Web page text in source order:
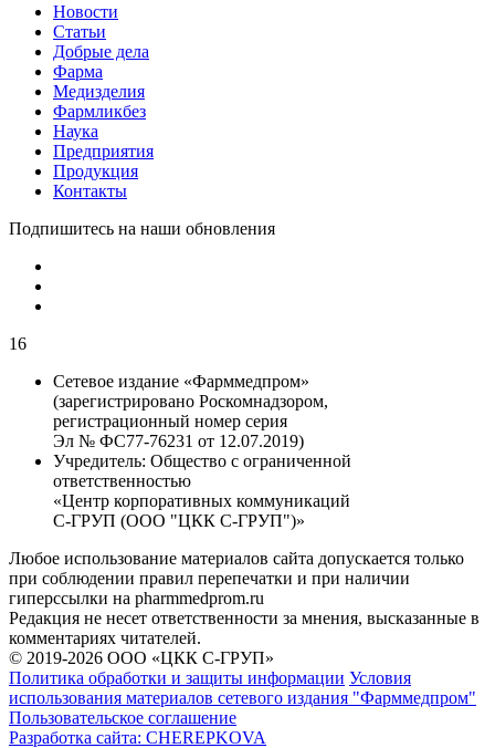
Новости
Статьи
Добрые дела
Фарма
Медизделия
Фармликбез
Наука
Предприятия
Продукция
Контакты
Подпишитесь на наши обновления
16
Сетевое издание «Фарммедпром»
(зарегистрировано Роскомнадзором,
регистрационный номер серия
Эл № ФС77-76231 от 12.07.2019)
Учредитель: Общество с ограниченной
ответственностью
«Центр корпоративных коммуникаций
С-ГРУП (ООО "ЦКК С-ГРУП")»
Любое использование материалов сайта допускается только
при соблюдении правил перепечатки и при наличии
гиперссылки на pharmmedprom.ru
Редакция не несет ответственности за мнения, высказанные в
комментариях читателей.
© 2019-2026 ООО «ЦКК С-ГРУП»
Политика обработки и защиты информации Условия
использования материалов сетевого издания "Фарммедпром"
Пользовательское соглашение
Разработка сайта: CHEREPKOVA